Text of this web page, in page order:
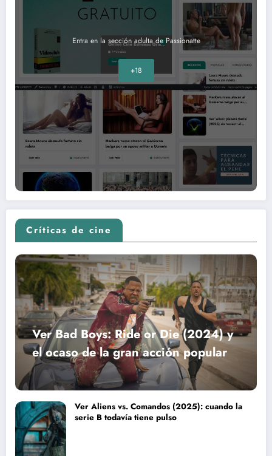
Entra en la sección adulta de Passionatte
+18
Críticas de cine
Ver Bad Boys: Ride or Die (2024) y
el ocaso de la gran acción popular
Ver Aliens vs. Comandos (2025): cuando la
serie B todavía tiene pulso